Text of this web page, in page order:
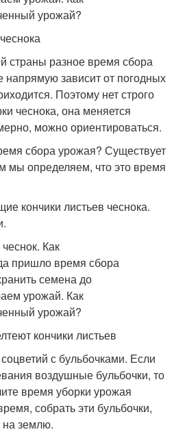
страны разное время сбора
зависит от погодных
Поэтому нет строго
чеснока, она меняется
можно ориентироваться.
сбора урожая? Существует
мы определяем, что это время
кончики листьев чеснока.
кончики листьев
с бульбочками. Если
воздушные бульбочки, то
время уборки урожая
собрать эти бульбочки,
землю.